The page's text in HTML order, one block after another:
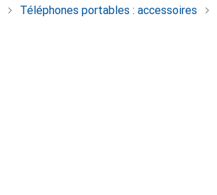
Téléphones portables : accessoires